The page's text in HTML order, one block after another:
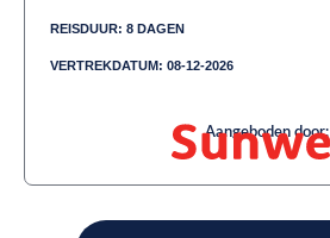
REISDUUR: 8 DAGEN
VERTREKDATUM: 08-12-2026
Aangeboden door: